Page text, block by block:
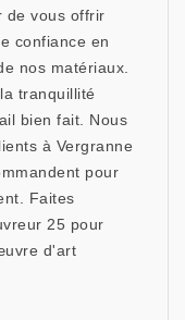
de vous offrir
confiance en
nos matériaux.
tranquillité
bien fait. Nous
à Vergranne
pour
Faites
25 pour
d'art